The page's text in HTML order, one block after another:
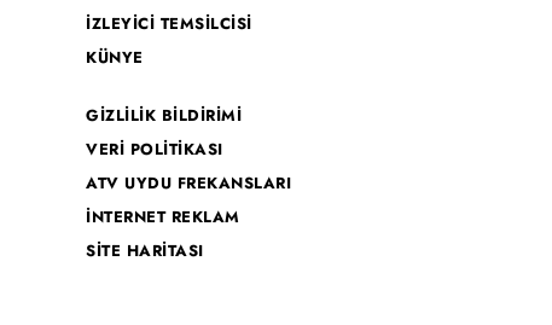
İZLEYİCİ TEMSİLCİSİ
KÜNYE
GİZLİLİK BİLDİRİMİ
VERİ POLİTİKASI
ATV UYDU FREKANSLARI
İNTERNET REKLAM
SİTE HARİTASI